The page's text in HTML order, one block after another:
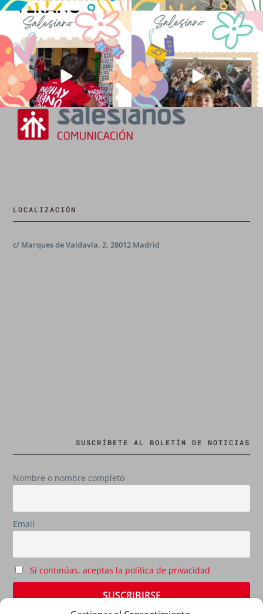
No hay verano sin que sea Salesiano ❤️
💫 en Luz 4
...
0
viviendo la alegría en el campamento
...
LOCALIZACIÓN
c/ Marques de Valdavia, 2, 28012 Madrid
SUSCRÍBETE AL BOLETÍN DE NOTICIAS
Nombre o nombre completo
Email
Si continúas, aceptas la política de privacidad